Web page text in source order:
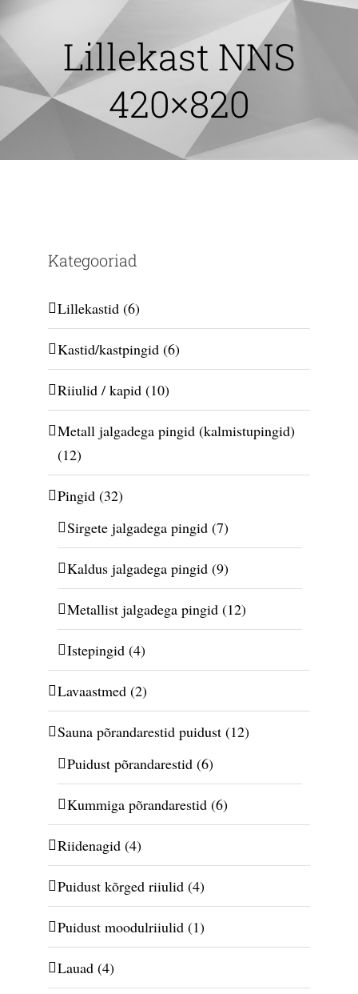
to
content
Lillekast NNS
420×820
Kategooriad
Lillekastid (6)
Kastid/kastpingid (6)
Riiulid / kapid (10)
Metall jalgadega pingid (kalmistupingid)
(12)
Pingid (32)
Sirgete jalgadega pingid (7)
Kaldus jalgadega pingid (9)
Metallist jalgadega pingid (12)
Istepingid (4)
Lavaastmed (2)
Sauna põrandarestid puidust (12)
Puidust põrandarestid (6)
Kummiga põrandarestid (6)
Riidenagid (4)
Puidust kõrged riiulid (4)
Puidust moodulriiulid (1)
Lauad (4)